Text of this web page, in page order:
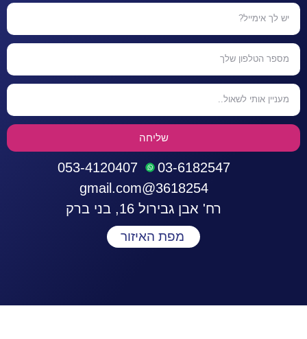
שליחה
03-6182547
053-4120407
3618254@gmail.com
רח' אבן גבירול 16, בני ברק
מפת האיזור